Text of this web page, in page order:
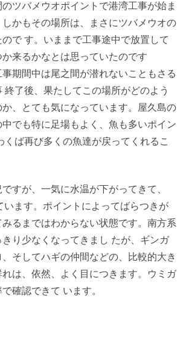
ツバメウオポイントで港湾工事が始ま
かもその場所は、まさにツバメウオの
で す。いままで工事途中で放置して
来るかなとは思っていたのです
期間中は尾之間が潜れないこともさる
終了後、果たしてこの場所がどのよう
、とても気になっています。屋久島の
中でも特に足場もよく、魚も多いポイン
くば再び多くの魚達が戻ってくれるこ
すが、一気に水温が下がってきて、
ます。ポイントによってばらつきが
るまではわからない状態です。南方系
り少なくなってきまし たが、ギンガ
、そしてハギの仲間などの、比較的大き
は、依然、よく目につきます。ウミガ
確認できて います。